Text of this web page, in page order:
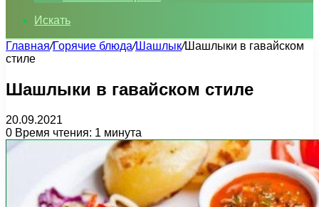
Искать
Главная/Горячие блюда/Шашлык/Шашлыки в гавайском
стиле
Шашлыки в гавайском стиле
20.09.2021
0 Время чтения: 1 минута